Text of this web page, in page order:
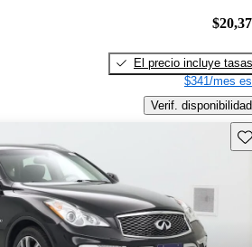
El precio incluye tasas
$341/mes
Verif. disponibilidad